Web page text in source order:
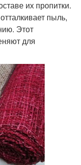
их пропитки.
пыль,
Этот
для